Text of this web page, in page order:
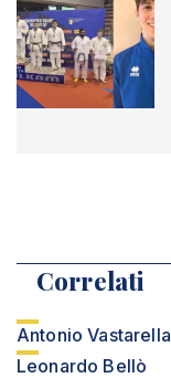
Correlati
Antonio Vastarella
Leonardo Bellò